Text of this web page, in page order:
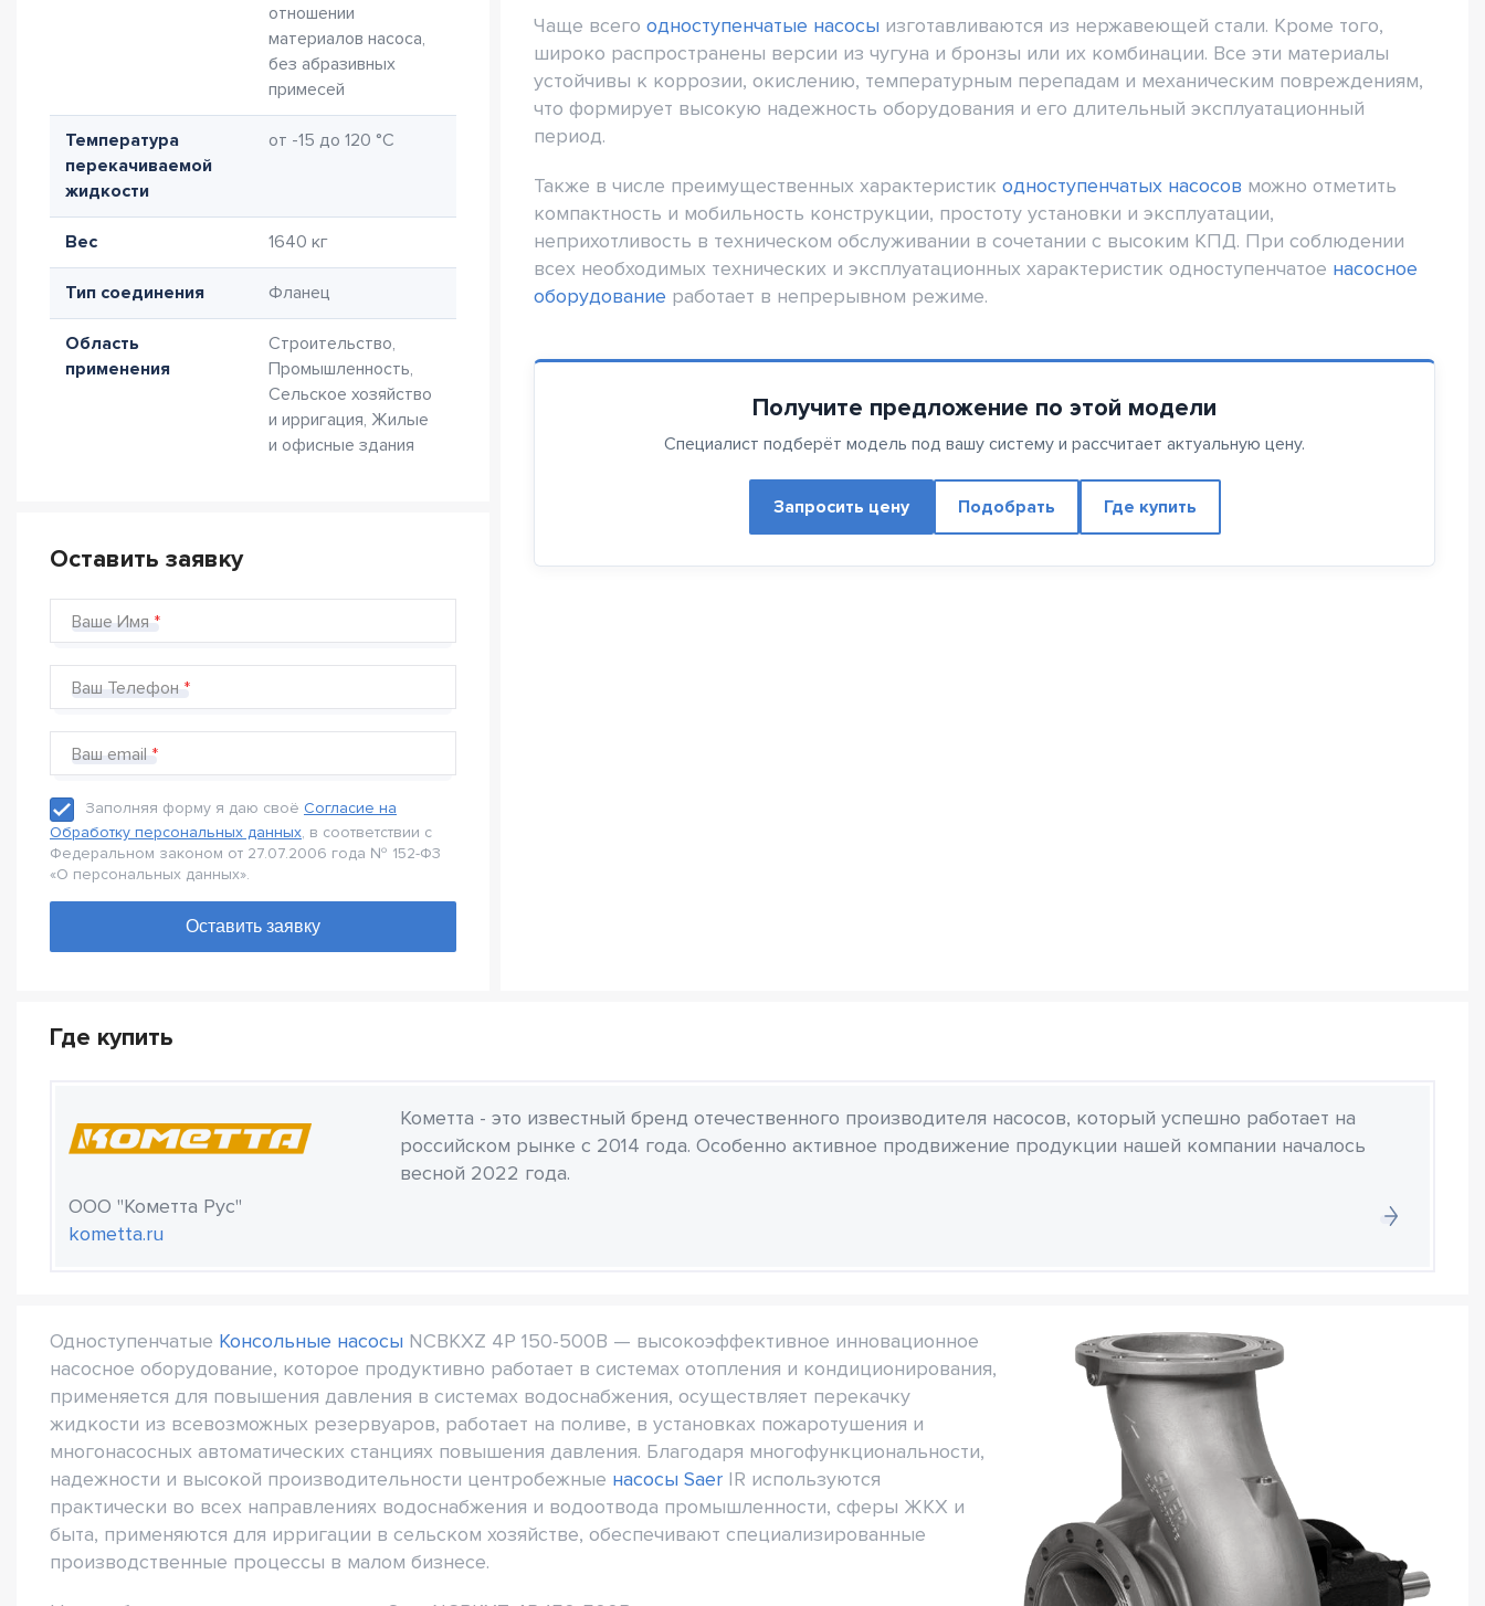
отношении
материалов насоса,
без абразивных
примесей
Температура
перекачиваемой
жидкости
от -15 до 120 °C
Вес 1640 кг
Тип соединения Фланец
Область
применения
Строительство,
Промышленность,
Сельское хозяйство
и ирригация, Жилые
и офисные здания
Оставить заявку
Ваше Имя
Ваш Телефон
Ваш email
Заполняя форму я даю своё Согласие на
Обработку персональных данных, в соответствии с
Федеральном законом от 27.07.2006 года № 152-Ф3
«О персональных данных».
Чаще всего одноступенчатые насосы изготавливаются из нержавеющей стали. Кроме того,
широко распространены версии из чугуна и бронзы или их комбинации. Все эти материалы
устойчивы к коррозии, окислению, температурным перепадам и механическим повреждениям,
что формирует высокую надежность оборудования и его длительный эксплуатационный
период.
Также в числе преимущественных характеристик одноступенчатых насосов можно отметить
компактность и мобильность конструкции, простоту установки и эксплуатации,
неприхотливость в техническом обслуживании в сочетании с высоким КПД. При соблюдении
всех необходимых технических и эксплуатационных характеристик одноступенчатое насосное
оборудование работает в непрерывном режиме.
Получите предложение по этой модели
Специалист подберёт модель под вашу систему и рассчитает актуальную цену.
Запросить цену Подобрать Где купить
Где купить
ООО "Кометта Рус"
kometta.ru
Кометта - это известный бренд отечественного производителя насосов, который успешно работает на
российском рынке с 2014 года. Особенно активное продвижение продукции нашей компании началось
весной 2022 года.
Одноступенчатые Консольные насосы NCBKXZ 4P 150-500B — высокоэффективное инновационное
насосное оборудование, которое продуктивно работает в системах отопления и кондиционирования,
применяется для повышения давления в системах водоснабжения, осуществляет перекачку
жидкости из всевозможных резервуаров, работает на поливе, в установках пожаротушения и
многонасосных автоматических станциях повышения давления. Благодаря многофункциональности,
надежности и высокой производительности центробежные насосы Saer IR используются
практически во всех направлениях водоснабжения и водоотвода промышленности, сферы ЖКХ и
быта, применяются для ирригации в сельском хозяйстве, обеспечивают специализированные
производственные процессы в малом бизнесе.